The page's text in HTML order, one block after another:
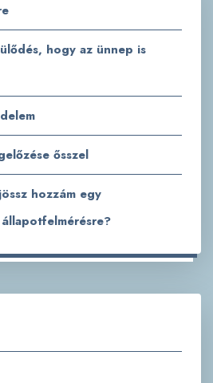
hogy az ünnep is
ősszel
hozzám egy